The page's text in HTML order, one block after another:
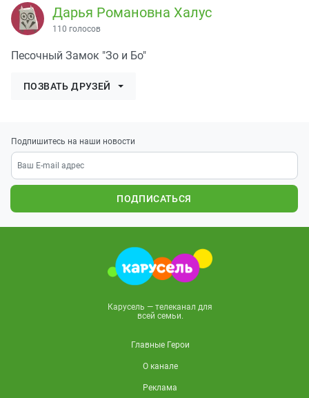
Дарья Романовна Халус
110 голосов
Песочный Замок "Зо и Бо"
ПОЗВАТЬ ДРУЗЕЙ
Подпишитесь на наши новости
ПОДПИСАТЬСЯ
Карусель — телеканал для
всей семьи.
Главные Герои
О канале
Реклама